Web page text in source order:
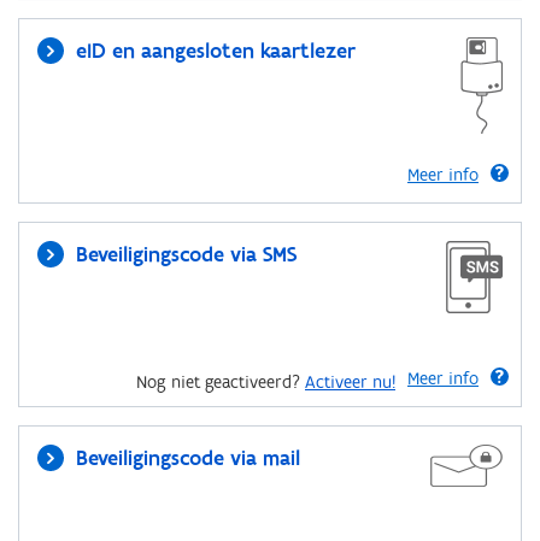
eID en aangesloten kaartlezer
Meer info
Beveiligingscode via SMS
Meer info
Nog niet geactiveerd? Activeer nu!
Beveiligingscode via mail